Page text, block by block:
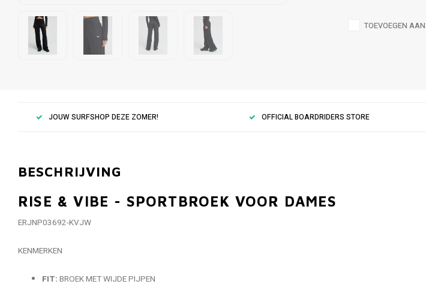
TOEVOEGEN
JOUW SURFSHOP DEZE ZOMER! OFFICIAL BOARDRIDERS STORE
BESCHRIJVING
RISE & VIBE - SPORTBROEK VOOR DAMES
ERJNP03692-KVJW
KENMERKEN
FIT: BROEK MET WIJDE PIJPEN